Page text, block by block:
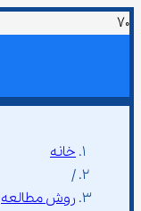
خانه
/
روش مطالعه